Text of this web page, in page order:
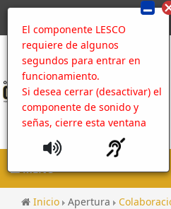
El componente LESCO
requiere de algunos
segundos para entrar en
funcionamiento.
Si desea cerrar (desactivar) el
componente de sonido y
señas, cierre esta ventana
MENU
Inicio Apertura